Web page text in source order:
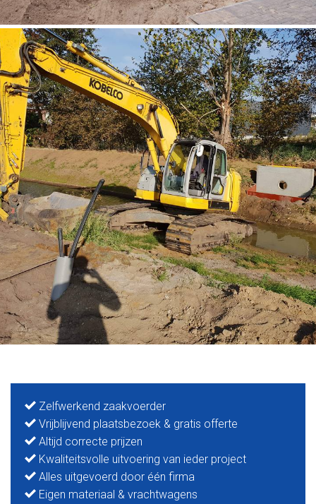
Zelfwerkend zaakvoerder
Vrijblijvend plaatsbezoek & gratis offerte
Altijd correcte prijzen
Kwaliteitsvolle uitvoering van ieder project
Alles uitgevoerd door één firma
Eigen materiaal & vrachtwagens